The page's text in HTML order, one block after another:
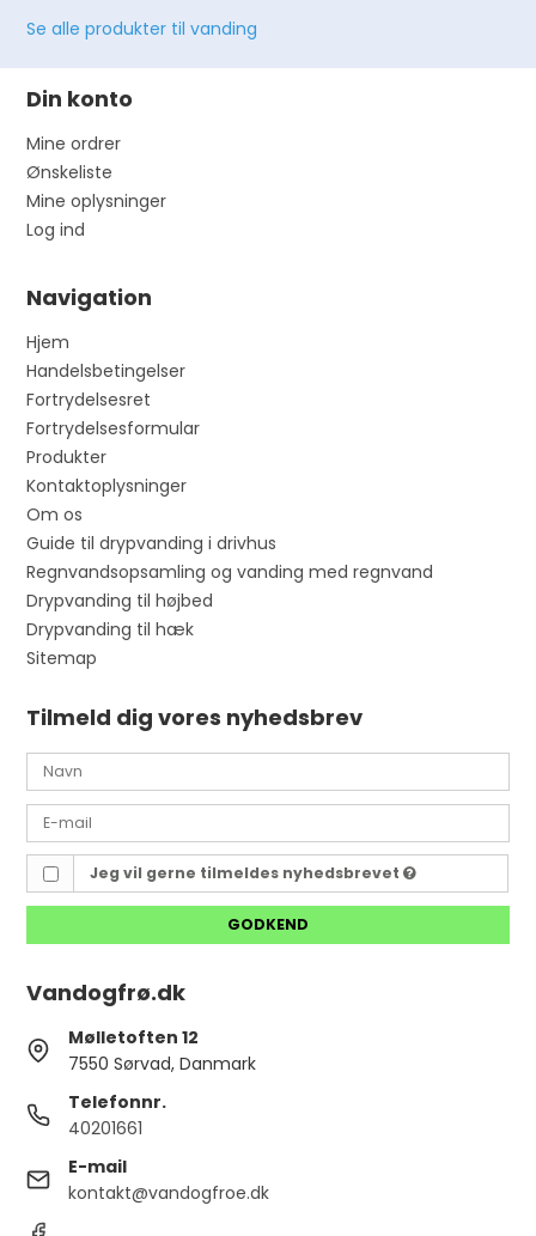
Se alle produkter til vanding
Din konto
Mine ordrer
Ønskeliste
Mine oplysninger
Log ind
Navigation
Hjem
Handelsbetingelser
Fortrydelsesret
Fortrydelsesformular
Produkter
Kontaktoplysninger
Om os
Guide til drypvanding i drivhus
Regnvandsopsamling og vanding med regnvand
Drypvanding til højbed
Drypvanding til hæk
Sitemap
Tilmeld dig vores nyhedsbrev
Jeg vil gerne tilmeldes nyhedsbrevet
GODKEND
Vandogfrø.dk
Mølletoften 12
7550 Sørvad, Danmark
Telefonnr.
40201661
E-mail
kontakt@vandogfroe.dk